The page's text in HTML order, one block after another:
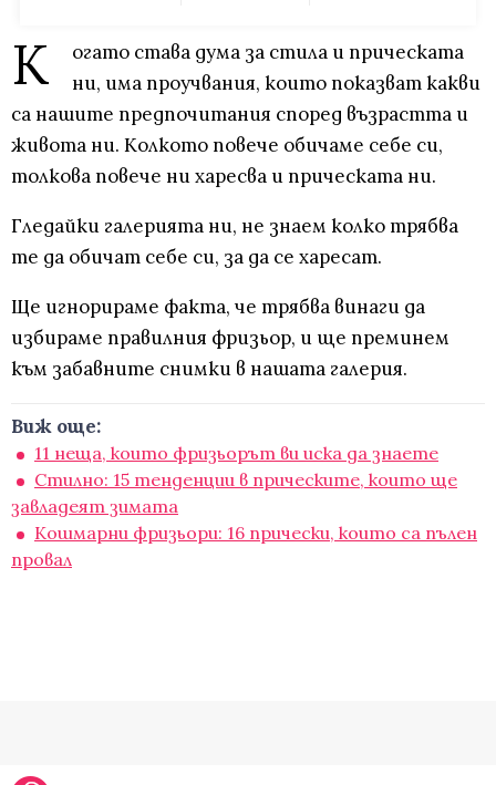
К
огато става дума за стила и прическата
ни, има проучвания, които показват какви
са нашите предпочитания според възрастта и
живота ни. Колкото повече обичаме себе си,
толкова повече ни харесва и прическата ни.
Гледайки галерията ни, не знаем колко трябва
те да обичат себе си, за да се харесат.
Ще игнорираме факта, че трябва винаги да
избираме правилния фризьор, и ще преминем
към забавните снимки в нашата галерия.
Виж още:
11 неща, които фризьорът ви иска да знаете
Стилно: 15 тенденции в прическите, които ще
завладеят зимата
Кошмарни фризьори: 16 прически, които са пълен
провал